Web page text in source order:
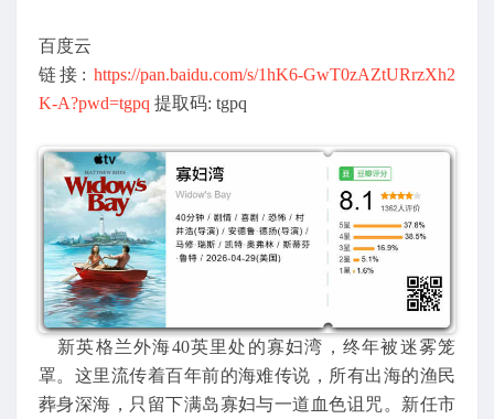
百度云
链接: https://pan.baidu.com/s/1hK6-GwT0zAZtURrzXh2
K-A?pwd=tgpq 提取码: tgpq
新英格兰外海40英里处的寡妇湾，终年被迷雾笼
罩。这里流传着百年前的海难传说，所有出海的渔民
葬身深海，只留下满岛寡妇与一道血色诅咒。新任市